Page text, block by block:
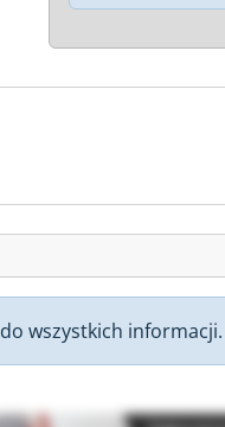
wszystkich informacji.